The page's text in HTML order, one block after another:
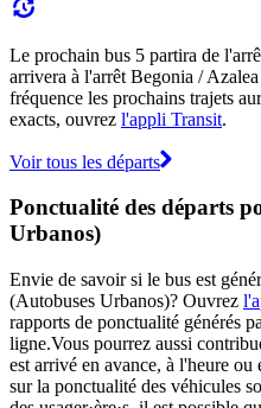
Le prochain bus 5 partira de
arrivera à l'arrêt Begonia /
fréquence les prochains trajets
exacts, ouvrez l'appli Transit.
Voir tous les départs
Ponctualité des départs
Urbanos)
Envie de savoir si le bus est
(Autobuses Urbanos)? Ouvrez
rapports de ponctualité générés
ligne.Vous pourrez aussi
est arrivé en avance, à l'heure ou
sur la ponctualité des véhicules